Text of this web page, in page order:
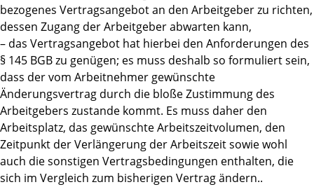
bezogenes Vertragsangebot an den Arbeitgeber zu richten,
dessen Zugang der Arbeitgeber abwarten kann,
– das Vertragsangebot hat hierbei den Anforderungen des
§ 145 BGB zu genügen; es muss deshalb so formuliert sein,
dass der vom Arbeitnehmer gewünschte
Änderungsvertrag durch die bloße Zustimmung des
Arbeitgebers zustande kommt. Es muss daher den
Arbeitsplatz, das gewünschte Arbeitszeitvolumen, den
Zeitpunkt der Verlängerung der Arbeitszeit sowie wohl
auch die sonstigen Vertragsbedingungen enthalten, die
sich im Vergleich zum bisherigen Vertrag ändern..